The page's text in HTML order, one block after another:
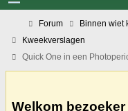
Forum Binnen wiet
Kweekverslagen
Quick One in een
Welkom bezoeker